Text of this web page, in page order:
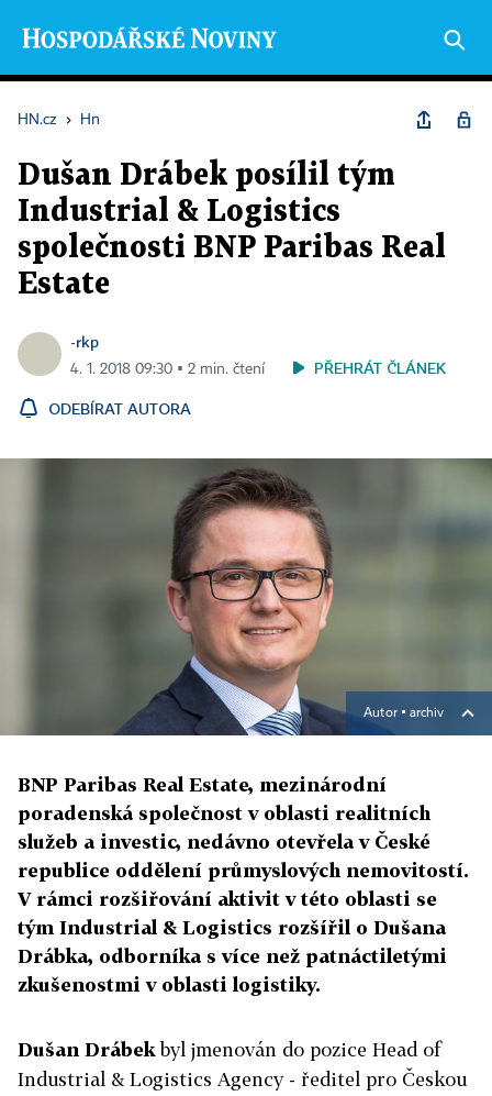
HN.cz › Hn
Dušan Drábek posílil tým
Industrial & Logistics
společnosti BNP Paribas Real
Estate
-rkp
4. 1. 2018 09:30 ▪ 2 min. čtení PŘEHRÁT ČLÁNEK
ODEBÍRAT AUTORA
Autor ▪ archiv
BNP Paribas Real Estate, mezinárodní
poradenská společnost v oblasti realitních
služeb a investic, nedávno otevřela v České
republice oddělení průmyslových nemovitostí.
V rámci rozšiřování aktivit v této oblasti se
tým Industrial & Logistics rozšířil o Dušana
Drábka, odborníka s více než patnáctiletými
zkušenostmi v oblasti logistiky.
Dušan Drábekbyl jmenován do pozice Head of
Industrial & Logistics Agency - ředitel pro Českou